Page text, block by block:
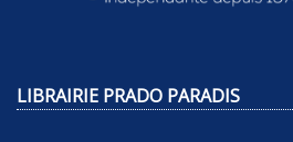
LIBRAIRIE PRADO PARADIS